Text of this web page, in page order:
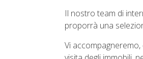
Il nostro team di
proporrà una
Vi